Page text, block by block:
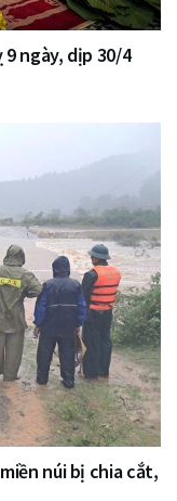
ngày, dịp 30/4
núi bị chia cắt,